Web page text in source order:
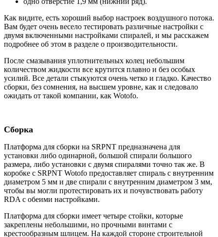
Как видите, есть хороший выбор настроек воздушного потока.
Вам будет очень весело тестировать различные настройки с
двумя включенными настройками спиралей, и мы расскажем
подробнее об этом в разделе о производительности.
После смазывания уплотнительных колец небольшим
количеством жидкости все крутится плавно и без особых
усилий. Все детали стыкуются очень четко и гладко. Качество
сборки, без сомнения, на высшем уровне, как и следовало
ожидать от такой компании, как Wotofo.
Сборка
Платформа для сборки на SRPNT предназначена для
установки либо одинарной, большой спирали большого
размера, либо установки с двумя спиралями точно так же. В
коробке с SRPNT Wotofo предоставляет спираль с внутренним
диаметром 5 мм и две спирали с внутренним диаметром 3 мм,
чтобы вы могли протестировать их и почувствовать работу
RDA с обеими настройками.
Платформа для сборки имеет четыре стойки, которые
закреплены небольшими, но прочными винтами с
крестообразным шлицем. На каждой стороне строительной